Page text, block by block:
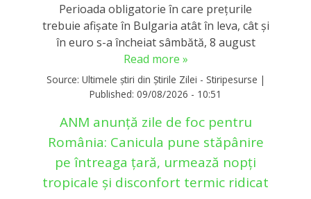
Perioada obligatorie în care preţurile
trebuie afişate în Bulgaria atât în leva, cât şi
în euro s-a încheiat sâmbătă, 8 august
Read more »
Source: Ultimele știri din Știrile Zilei - Stiripesurse |
Published: 09/08/2026 - 10:51
ANM anunță zile de foc pentru
România: Canicula pune stăpânire
pe întreaga țară, urmează nopți
tropicale și disconfort termic ridicat